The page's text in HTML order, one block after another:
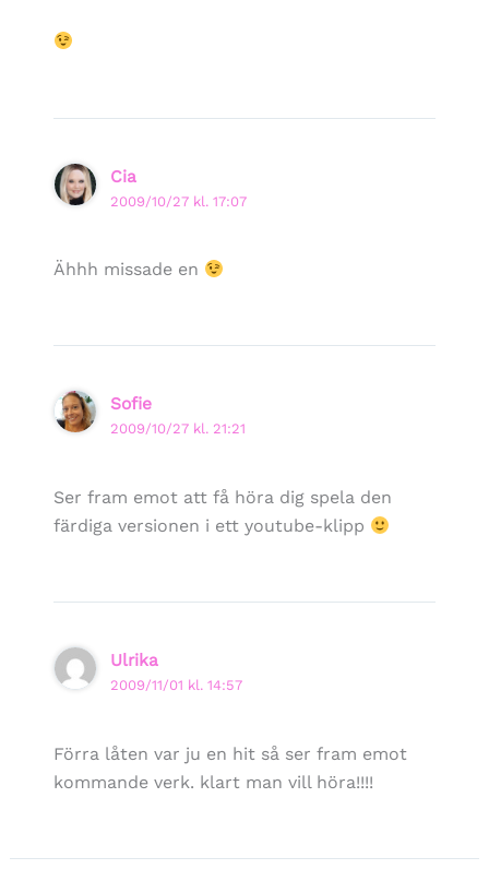
Cia
2009/10/27 kl. 17:07
Ähhh missade en
Sofie
2009/10/27 kl. 21:21
Ser fram emot att få höra dig spela den
färdiga versionen i ett youtube-klipp
Ulrika
2009/11/01 kl. 14:57
Förra låten var ju en hit så ser fram emot
kommande verk. klart man vill höra!!!!